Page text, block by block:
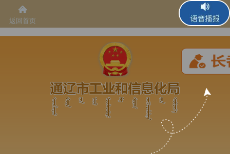
返回首页 语音播报